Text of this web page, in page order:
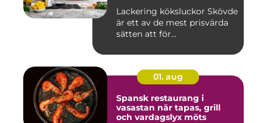
Lackering köksluckor Skövde
är ett av de mest prisvärda
sätten att för...
01. aug
Spansk restaurang i
vasastan när tapas, grill
och vardagslyx möts